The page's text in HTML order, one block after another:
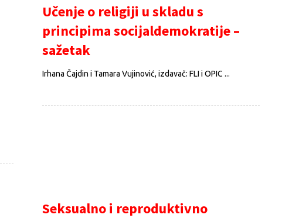
Učenje o religiji u skladu s
principima socijaldemokratije –
sažetak
Irhana Čajdin i Tamara Vujinović, izdavač: FLI i OPIC ...
Seksualno i reproduktivno